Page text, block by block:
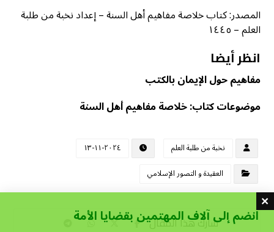
المصدر: كتاب خلاصة مفاهيم أهل السنة – إعداد نخبة من طلبة
العلم – ١٤٤٥
انظر أيضا
مفاهيم حول الإيمان بالكتب
موضوعات كتاب: خلاصة مفاهيم أهل السنة
نخبة من طلبة العلم
٢٠٢٤-١١-١٣
العقيدة و التصور الإسلامي
انضم إلى آلاف المهتمين بقضايا الأمة